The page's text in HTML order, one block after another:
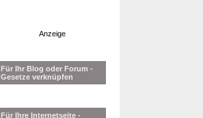
Anzeige
Für Ihr Blog oder Forum -
Gesetze verknüpfen
Für Ihre Internetseite -